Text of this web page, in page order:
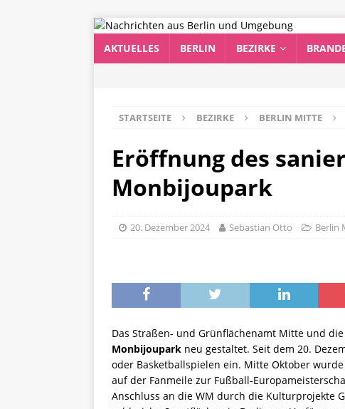
AKTUELLES BERLIN BEZIRKE
STARTSEITE BEZIRKE BERLIN MITTE
Eröffnung des
Monbijoupark
20. Dezember 2024 Sebastian Otto Berlin
Das Straßen- und Grünflächenamt Mitte und
Monbijoupark neu gestaltet. Seit dem 20.
oder Basketballspielen ein. Mitte Oktober
auf der Fanmeile zur Fußball-
Anschluss an die WM durch die Kulturprojekte